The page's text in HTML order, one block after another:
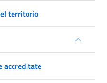
territorio
accreditate